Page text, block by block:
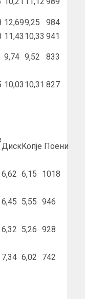
12,699,25
984
11,43 10,33 941
9,74 9,52 833
10,03 10,31 827
ДискKопје Поени
6,62 6,15 1018
6,45 5,55 946
6,32 5,26 928
7,34 6,02 742